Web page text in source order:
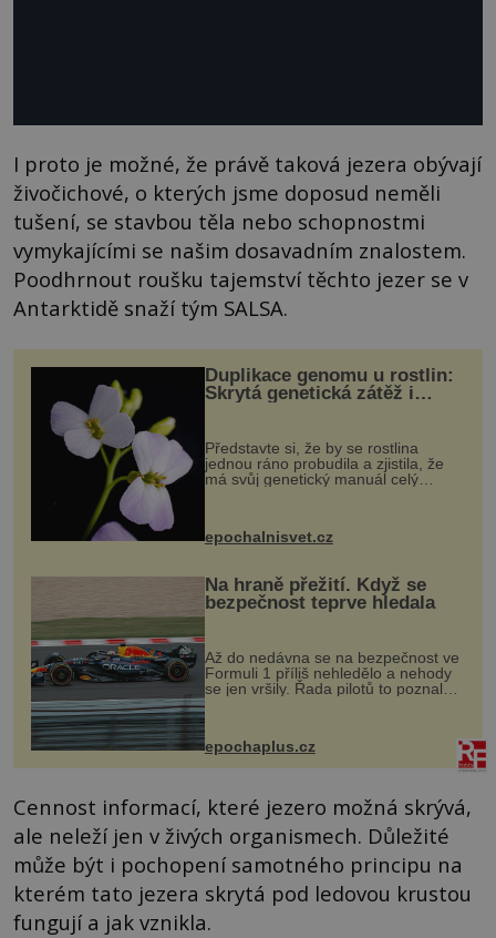
I proto je možné, že právě taková jezera obývají
živočichové, o kterých jsme doposud neměli
tušení, se stavbou těla nebo schopnostmi
vymykajícími se našim dosavadním znalostem.
Poodhrnout roušku tajemství těchto jezer se v
Antarktidě snaží tým SALSA.
Duplikace genomu u rostlin:
Skrytá genetická zátěž i
Představte si, že by se rostlina
jednou ráno probudila a zjistila, že
má svůj genetický manuál celý
vstupenka...
epochalnisvet.cz
Na hraně přežití. Když se
bezpečnost teprve hledala
Až do nedávna se na bezpečnost ve
Formuli 1 příliš nehledělo a nehody
se jen vršily. Řada pilotů to poznala
na vlastní kůži, často s trvalými
následky nebo bohužel i ztrátou
života. Dnes nepochopiteln...
epochaplus.cz
Cennost informací, které jezero možná skrývá,
ale neleží jen v živých organismech. Důležité
může být i pochopení samotného principu na
kterém tato jezera skrytá pod ledovou krustou
fungují a jak vznikla.